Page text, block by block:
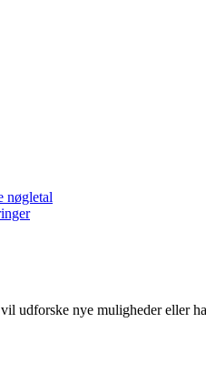
nøgletal
udforske nye muligheder eller